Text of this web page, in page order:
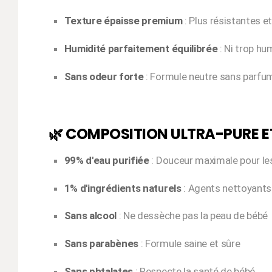
Texture épaisse premium: Plus résistantes
Humidité parfaitement équilibrée: Ni trop
Sans odeur forte: Formule neutre sans
🌿 COMPOSITION ULTRA-PURE
99% d'eau purifiée: Douceur maximale pour
1% d'ingrédients naturels: Agents
Sans alcool : Ne dessèche pas la peau de bébé
Sans parabènes : Formule saine et sûre